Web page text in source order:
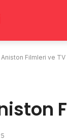
Filmleri ve TV